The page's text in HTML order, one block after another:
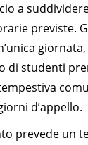
E
a
previste.
di studenti
d’appello.
prevede un